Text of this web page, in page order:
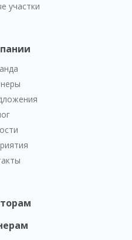
участки